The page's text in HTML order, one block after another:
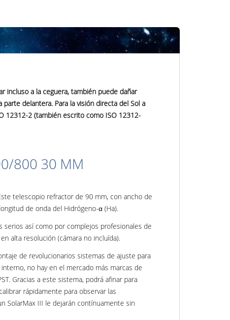
incluso a la ceguera, también puede dañar
delantera. Para la visión directa del Sol a
12312-2 (también escrito como ISO 12312-
800 30 MM
telescopio refractor de 90 mm, con ancho de
de onda del Hidrógeno-α (Ha).
así como por complejos profesionales de
alta resolución (cámara no incluída).
de revolucionarios sistemas de ajuste para
no hay en el mercado más marcas de
Gracias a este sistema, podrá afinar para
rápidamente para observar las
SolarMax III le dejarán contínuamente sin